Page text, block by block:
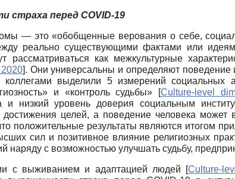
страха перед COVID-19
— это «обобщенные верования о себе,
реально существующими фактами или
как межкультурные
2020]. Они универсальны и определяют
выделили 5 измерений социальных
и «контроль судьбы» [Culture-level
и низкий уровень доверия социальным
целей, а поведение человека может
положительные результаты являются итогом
сил и позитивное влияние религиозных
с возможностью улучшать судьбу,
с выживанием и адаптацией людей [Culture-